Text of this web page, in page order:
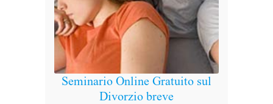
Seminario Online Gratuito sul
Divorzio breve